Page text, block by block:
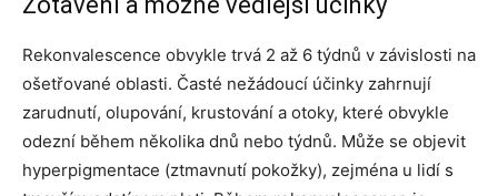
Rekonvalescence obvykle trvá 2 až 6 týdnů v závislosti na
ošetřované oblasti. Časté nežádoucí účinky zahrnují
zarudnutí, olupování, krustování a otoky, které obvykle
odezní během několika dnů nebo týdnů. Může se objevit
hyperpigmentace (ztmavnutí pokožky), zejména u lidí s